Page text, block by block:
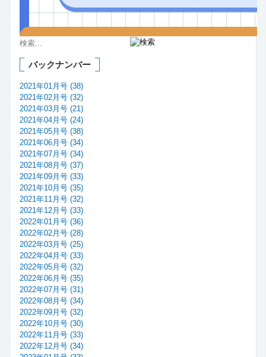
バックナンバー
2021年01月号 (38)
2021年02月号 (32)
2021年03月号 (21)
2021年04月号 (24)
2021年05月号 (38)
2021年06月号 (34)
2021年07月号 (34)
2021年08月号 (37)
2021年09月号 (33)
2021年10月号 (35)
2021年11月号 (32)
2021年12月号 (33)
2022年01月号 (36)
2022年02月号 (28)
2022年03月号 (25)
2022年04月号 (33)
2022年05月号 (32)
2022年06月号 (35)
2022年07月号 (31)
2022年08月号 (34)
2022年09月号 (32)
2022年10月号 (30)
2022年11月号 (33)
2022年12月号 (34)